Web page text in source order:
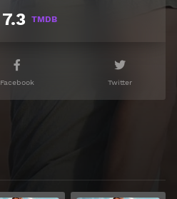
7.3 TMDB
Facebook Twitter